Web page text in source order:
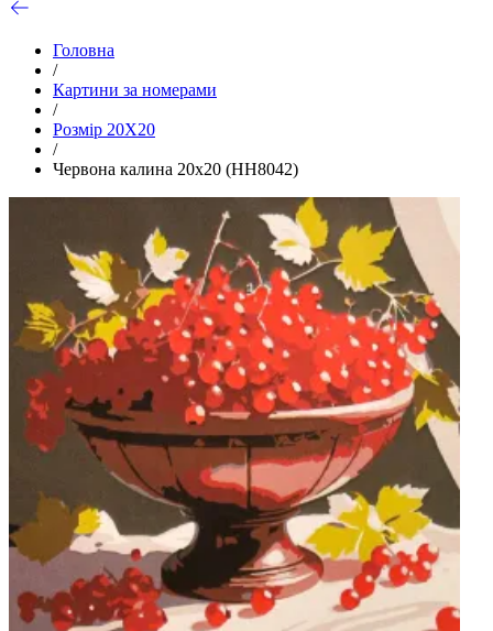
Головна
/
Картини за номерами
/
Розмір 20Х20
/
Червона калина 20х20 (HH8042)